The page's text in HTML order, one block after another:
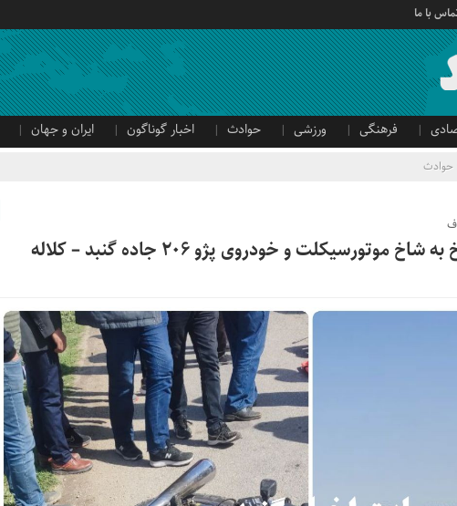
با ما
فرهنگی ورزشی حوادث اخبار گوناگون ایران و جهان
حوادث
و خودروی پژو ۲۰۶‌ جاده گنبد – کلاله